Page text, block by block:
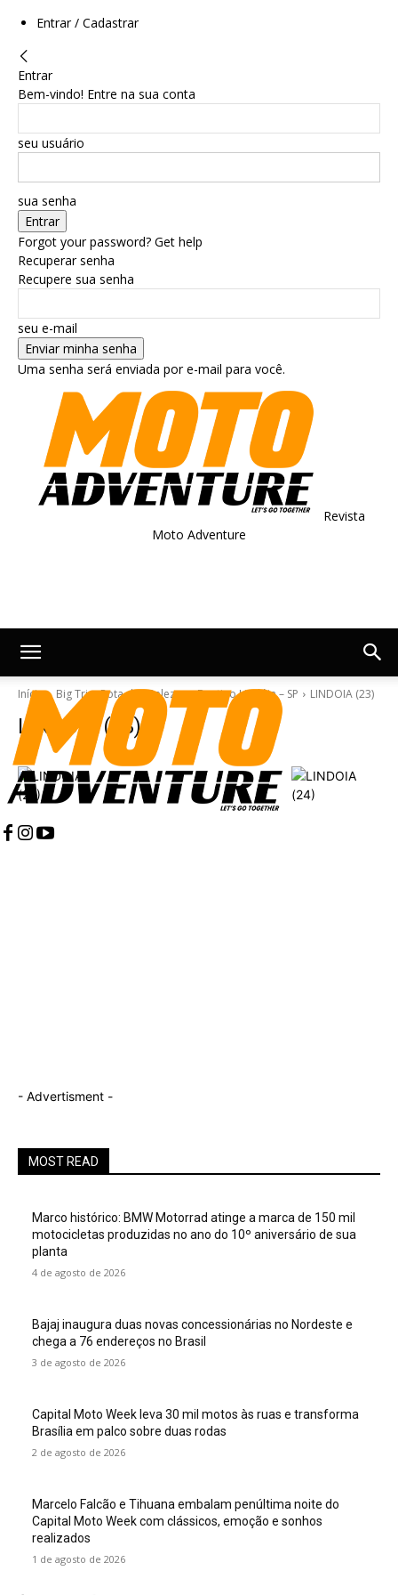
Entrar / Cadastrar
Entrar
Bem-vindo! Entre na sua conta
seu usuário
sua senha
Forgot your password? Get help
Recuperar senha
Recupere sua senha
seu e-mail
Uma senha será enviada por e-mail para você.
Revista
Moto Adventure
Início Big Trip: Rota das Belezas – Destino Lindóia – SP LINDOIA (23)
LINDOIA (23)
- Advertisment -
MOST READ
Marco histórico: BMW Motorrad atinge a marca de 150 mil
motocicletas produzidas no ano do 10º aniversário de sua
planta
4 de agosto de 2026
Bajaj inaugura duas novas concessionárias no Nordeste e
chega a 76 endereços no Brasil
3 de agosto de 2026
Capital Moto Week leva 30 mil motos às ruas e transforma
Brasília em palco sobre duas rodas
2 de agosto de 2026
Marcelo Falcão e Tihuana embalam penúltima noite do
Capital Moto Week com clássicos, emoção e sonhos
realizados
1 de agosto de 2026